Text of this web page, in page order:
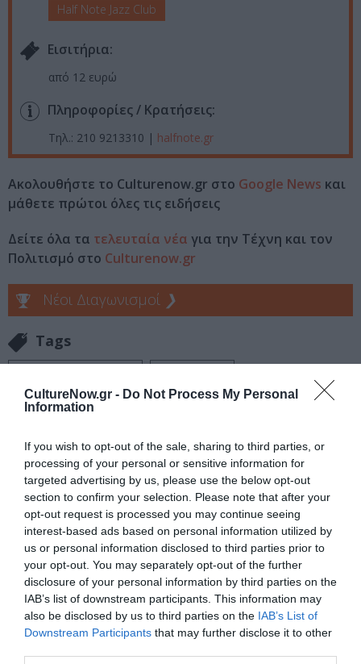
CultureNow.gr - Do Not Process My Personal
Information
If you wish to opt-out of the sale, sharing to third parties, or
processing of your personal or sensitive information for
targeted advertising by us, please use the below opt-out
section to confirm your selection. Please note that after your
opt-out request is processed you may continue seeing
interest-based ads based on personal information utilized by
us or personal information disclosed to third parties prior to
your opt-out. You may separately opt-out of the further
disclosure of your personal information by third parties on the
IAB’s list of downstream participants. This information may
also be disclosed by us to third parties on the IAB’s List of
Downstream Participants that may further disclose it to other
Half Note Jazz Club
Eισιτήρια:
από 12 ευρώ
Πληροφορίες / Κρατήσεις:
Τηλ.: 210 9213310 | halfnote.gr
Ακολουθήστε το Culturenow.gr στο Google News και
μάθετε πρώτοι όλες τις ειδήσεις
Δείτε όλα τα τελευταία νέα για την Τέχνη και τον
Πολιτισμό στο Culturenow.gr
Νέοι Διαγωνισμοί ❯
Tags
ΣΥΝΑΥΛΙΕΣ 2025
Newsletter
Κάθε βδομάδα στο e-mail σας τα τελευταία νέα για
την Τέχνη και τον Πολιτισμό!
Ακολουθήστε το Culturenow.gr